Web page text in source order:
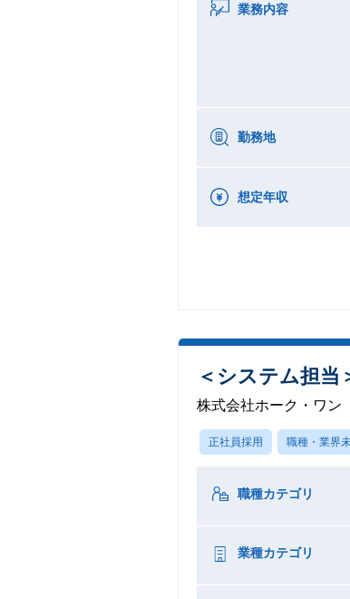
業務内容
勤務地
想定年収
＜システム担当
株式会社ホーク・ワン
正社員採用 職種・業界
職種カテゴリ
業種カテゴリ